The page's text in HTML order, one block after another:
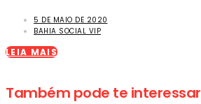
5 DE MAIO DE 2020
BAHIA SOCIAL VIP
LEIA MAIS
Também pode te interessar